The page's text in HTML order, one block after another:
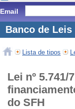
Email
Banco de Leis
Lista de tipos
Lei nº 5.741/
do SFH